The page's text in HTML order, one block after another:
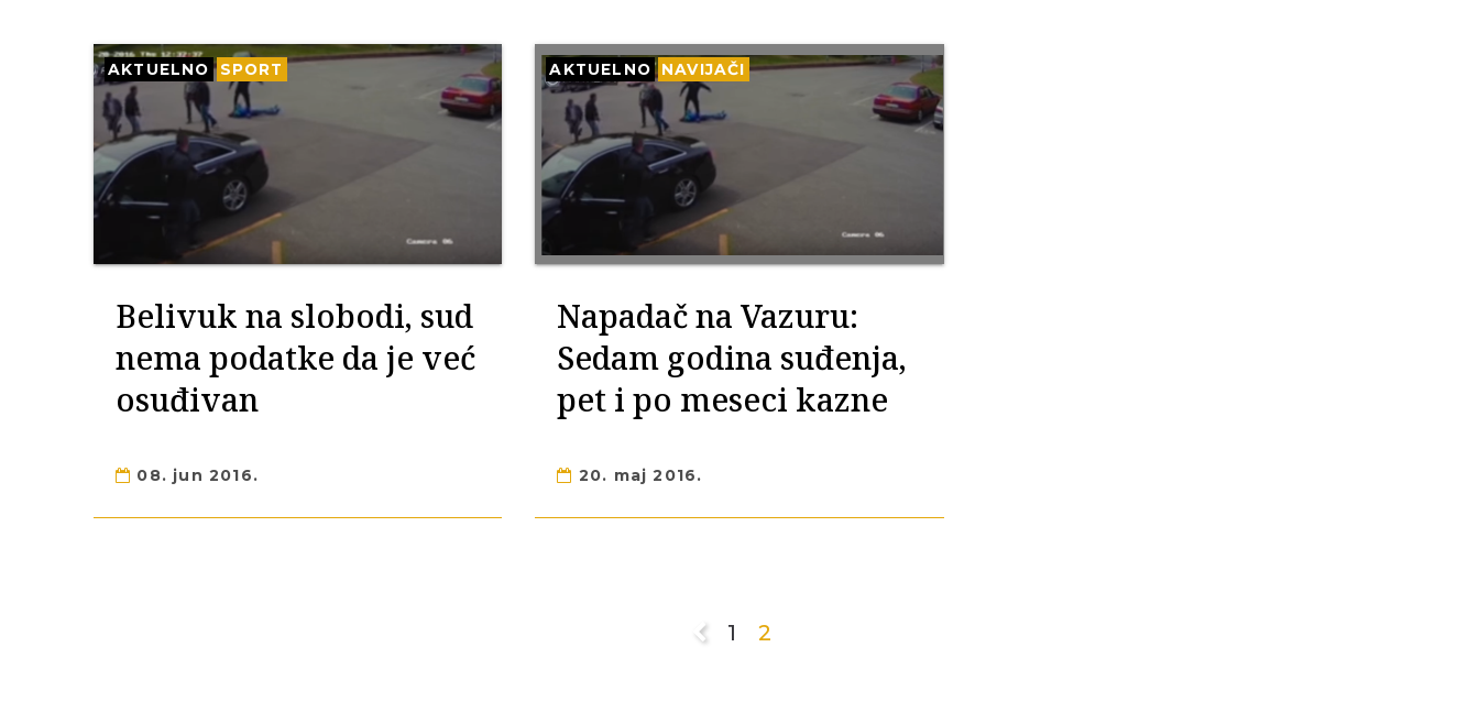
AKTUELNO SPORT
Belivuk na slobodi, sud
nema podatke da je već
osuđivan
08. jun 2016.
AKTUELNO NAVIJAČI
Napadač na Vazuru:
Sedam godina suđenja,
pet i po meseci kazne
20. maj 2016.
1 2